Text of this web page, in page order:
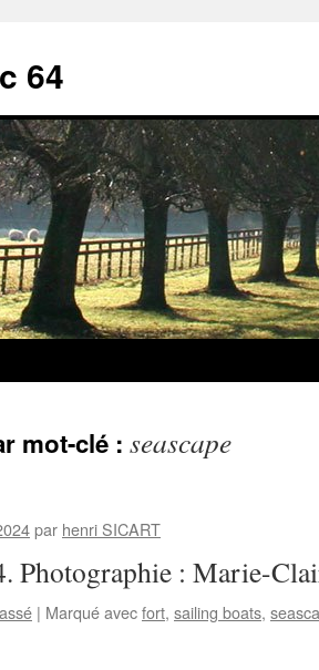
64
mot-clé : seascape
par henri SICART
Photographie : Marie-
| Marqué avecfort, sailing boats,